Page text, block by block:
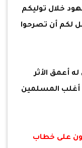
خلال توليكم
لكم أن تصرحوا
أعمق الأثر
أغلب المسلمين
على خطاب